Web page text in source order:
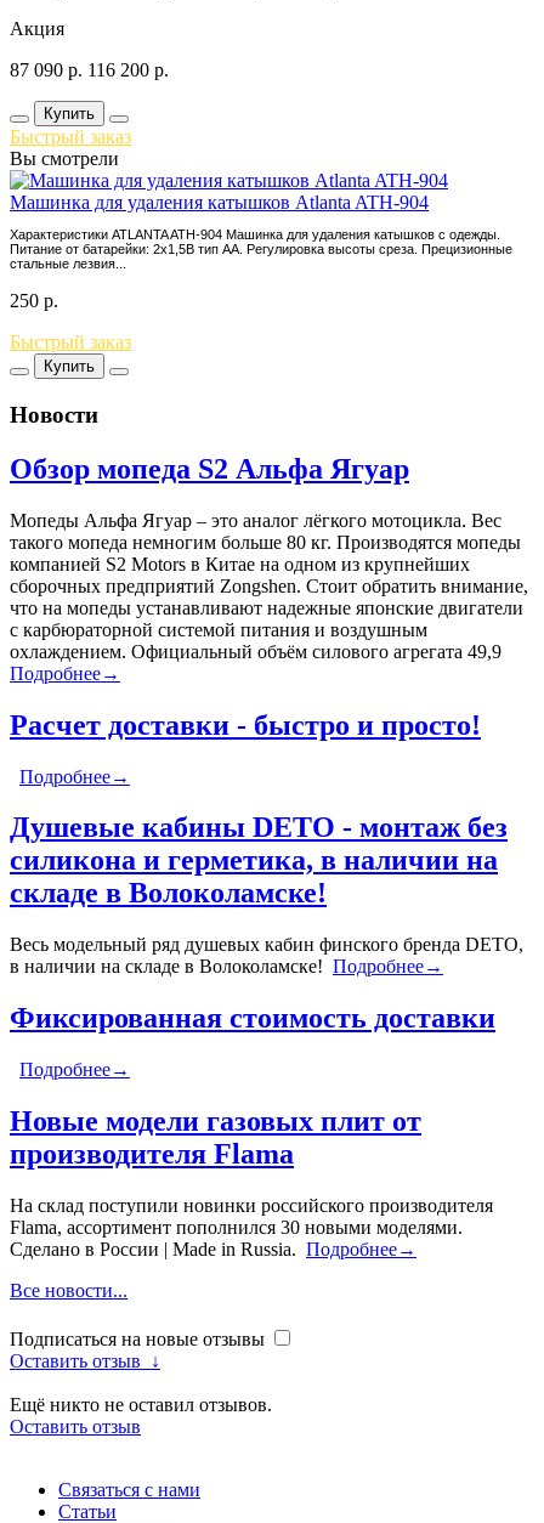
Акция
87 090 р. 116 200 р.
Купить
Быстрый заказ
Вы смотрели
Машинка для удаления катышков Atlanta ATH-904
Характеристики ATLANTA ATH-904 Машинка для удаления катышков с одежды.
Питание от батарейки: 2x1,5В тип AA. Регулировка высоты среза. Прецизионные
стальные лезвия...
250 р.
Быстрый заказ
Купить
Новости
Обзор мопеда S2 Альфа Ягуар
Мопеды Альфа Ягуар – это аналог лёгкого мотоцикла. Вес
такого мопеда немногим больше 80 кг. Производятся мопеды
компанией S2 Motors в Китае на одном из крупнейших
сборочных предприятий Zongshen. Стоит обратить внимание,
что на мопеды устанавливают надежные японские двигатели
с карбюраторной системой питания и воздушным
охлаждением. Официальный объём силового агрегата 49,9
Подробнее→
Расчет доставки - быстро и просто!
Подробнее→
Душевые кабины DETO - монтаж без
силикона и герметика, в наличии на
складе в Волоколамске!
Весь модельный ряд душевых кабин финского бренда DETO,
в наличии на складе в Волоколамске! Подробнее→
Фиксированная стоимость доставки
Подробнее→
Новые модели газовых плит от
производителя Flama
На склад поступили новинки российского производителя
Flama, ассортимент пополнился 30 новыми моделями.
Сделано в России | Made in Russia. Подробнее→
Все новости...
Подписаться на новые отзывы
Оставить отзыв
↓
Ещё никто не оставил отзывов.
Оставить отзыв
Связаться с нами
Статьи